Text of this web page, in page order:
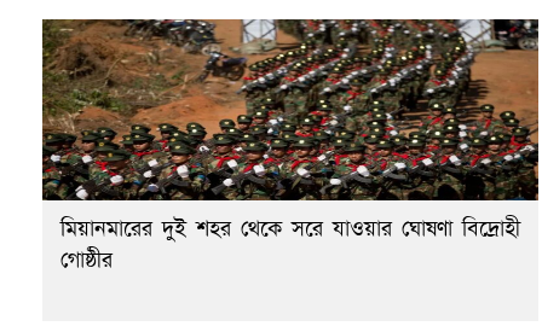
মিয়ানমারের দুই শহর থেকে সরে যাওয়ার ঘোষণা বিদ্রোহী
গোষ্ঠীর